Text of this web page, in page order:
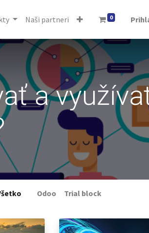
Naši partneri 0
a
​Odoo Trial block